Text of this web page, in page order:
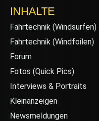
INHALTE
Fahrtechnik (Windsurfen)
Fahrtechnik (Windfoilen)
Forum
Fotos (Quick Pics)
Interviews & Portraits
Kleinanzeigen
Newsmeldungen